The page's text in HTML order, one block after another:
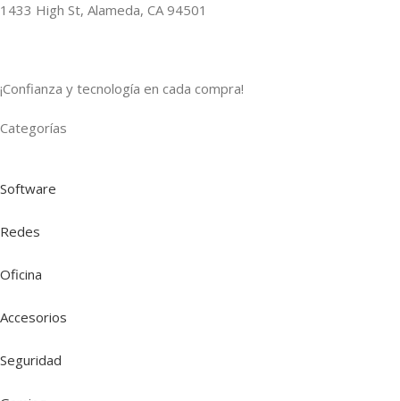
1433 High St, Alameda, CA 94501
¡Confianza y tecnología en cada compra!
Categorías
Software
Redes
Oficina
Accesorios
Seguridad